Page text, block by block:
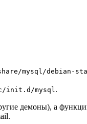
mysql/debian-
init.d/mysql .
демоны), а